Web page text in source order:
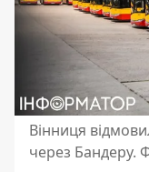
Вінниця
через Бандеру.